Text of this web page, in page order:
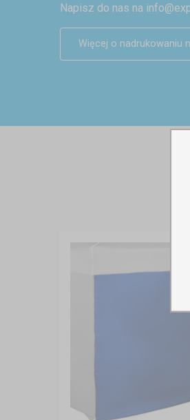
Napisz do nas na
Więcej o nadrukowaniu